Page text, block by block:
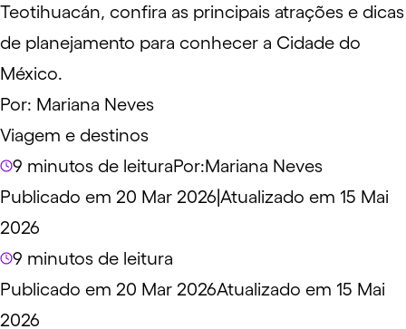
Teotihuacán, confira as principais atrações e dicas
de planejamento para conhecer a Cidade do
México.
Por: Mariana Neves
Viagem e destinos
9 minutos de leituraPor:Mariana Neves
Publicado em 20 Mar 2026 Atualizado em 15 Mai
2026
9 minutos de leitura
Publicado em 20 Mar 2026Atualizado em 15 Mai
2026